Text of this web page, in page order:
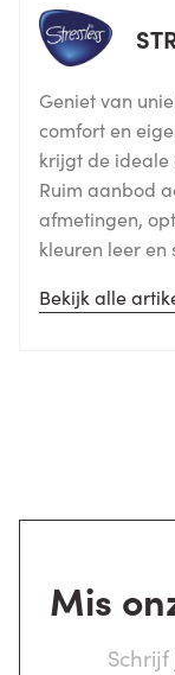
Geniet van
comfort en
krijgt de ideale
Ruim aanbod
afmetingen,
kleuren leer en
Bekijk alle
Mis